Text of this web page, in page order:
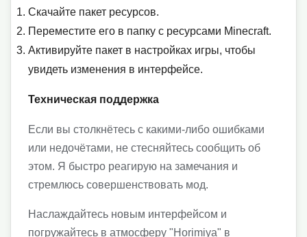
Скачайте пакет ресурсов.
Переместите его в папку с ресурсами Minecraft.
Активируйте пакет в настройках игры, чтобы
увидеть изменения в интерфейсе.
Техническая поддержка
Если вы столкнётесь с какими-либо ошибками
или недочётами, не стесняйтесь сообщить об
этом. Я быстро реагирую на замечания и
стремлюсь совершенствовать мод.
Наслаждайтесь новым интерфейсом и
погружайтесь в атмосферу "Horimiya" в